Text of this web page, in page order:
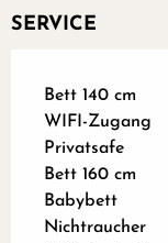
SERVICE
Bett 140 cm
WIFI-Zugang
Privatsafe
Bett 160 cm
Babybett
Nichtraucher